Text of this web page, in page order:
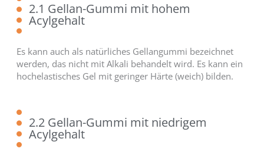
2.1 Gellan-Gummi mit hohem
Acylgehalt
Es kann auch als natürliches Gellangummi bezeichnet
werden, das nicht mit Alkali behandelt wird. Es kann ein
hochelastisches Gel mit geringer Härte (weich) bilden.
2.2 Gellan-Gummi mit niedrigem
Acylgehalt